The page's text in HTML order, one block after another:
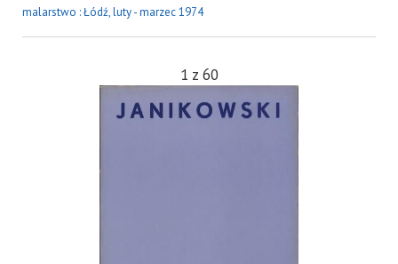
malarstwo : Łódź, luty - marzec 1974
1 z 60